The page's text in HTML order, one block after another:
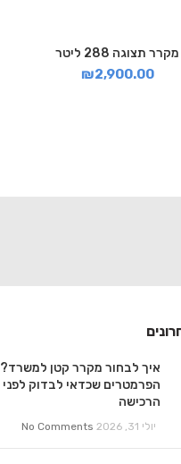
מקרר תצוגה 288 ליטר
₪2,900.00
איך לבחור מקרר קטן למשרד?
הפרמטרים שכדאי לבדוק לפני
הרכישה
יולי 31, 2026 No Comments